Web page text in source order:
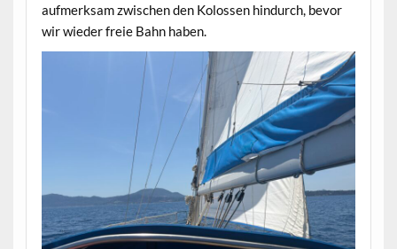
aufmerksam zwischen den Kolossen hindurch, bevor
wir wieder freie Bahn haben.